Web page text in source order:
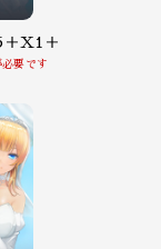
＋X1＋
要です